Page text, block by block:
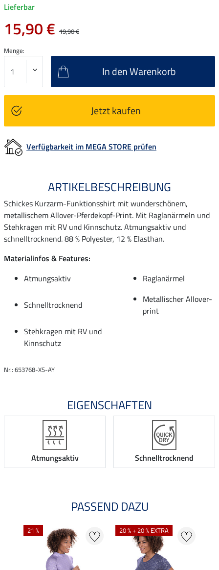
Lieferbar
15,90 € 19,90 €
Menge:
In den Warenkorb
Jetzt kaufen
Verfügbarkeit im MEGA STORE prüfen
ARTIKELBESCHREIBUNG
Schickes Kurzarm-Funktionsshirt mit wunderschönem,
metallischem Allover-Pferdekopf-Print. Mit Raglanärmeln und
Stehkragen mit RV und Kinnschutz. Atmungsaktiv und
schnelltrocknend. 88 % Polyester, 12 % Elasthan.
Materialinfos & Features:
Atmungsaktiv
Raglanärmel
Schnelltrocknend
Metallischer Allover-
print
Stehkragen mit RV und
Kinnschutz
Nr.: 653768-XS-AY
EIGENSCHAFTEN
Atmungsaktiv Schnelltrocknend
PASSEND DAZU
21 % 20 % + 20 % EXTRA